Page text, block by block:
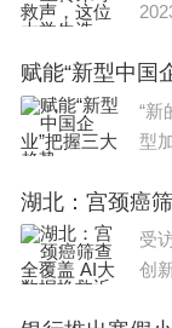
秀，连续多年
院校前列。
4、渤海理工职
技”的办学理念
服务生产“的办
南
遇
赋能“新型中国
“新
型
裁
会
湖北：宫颈癌
受
创